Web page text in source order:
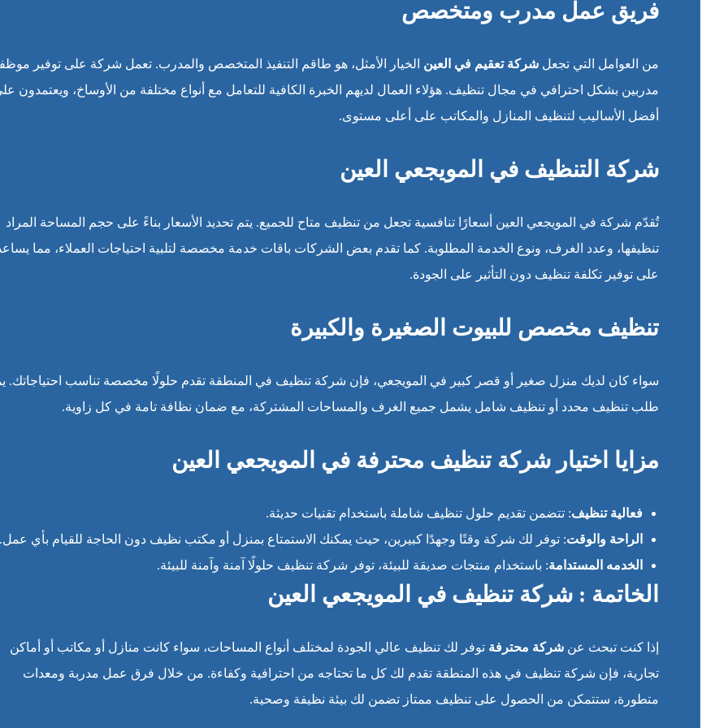
فريق عمل مدرب ومتخصص
من العوامل التي تجعل شركة تعقيم في العين الخيار الأمثل، هو طاقم التنفيذ المتخصص والمدرب. تعمل شركة على توفير
مدربين بشكل احترافي في مجال تنظيف. هؤلاء العمال لديهم الخبرة الكافية للتعامل مع أنواع مختلفة من الأوساخ، ويعتمدون
أفضل الأساليب لتنظيف المنازل والمكاتب على أعلى مستوى.
شركة التنظيف في المويجعي العين
تُقدّم شركة في المويجعي العين أسعارًا تنافسية تجعل من تنظيف متاح للجميع. يتم تحديد الأسعار بناءً على حجم المساحة المراد
تنظيفها، وعدد الغرف، ونوع الخدمة المطلوبة. كما تقدم بعض الشركات باقات خدمة مخصصة لتلبية احتياجات العملاء، مما
على توفير تكلفة تنظيف دون التأثير على الجودة.
تنظيف مخصص للبيوت الصغيرة والكبيرة
سواء كان لديك منزل صغير أو قصر كبير في المويجعي، فإن شركة تنظيف في المنطقة تقدم حلولًا مخصصة تناسب احتياجاتك.
طلب تنظيف محدد أو تنظيف شامل يشمل جميع الغرف والمساحات المشتركة، مع ضمان نظافة تامة في كل زاوية.
مزايا اختيار شركة تنظيف محترفة في المويجعي العين
فعالية تنظيف: تتضمن تقديم حلول تنظيف شاملة باستخدام تقنيات حديثة.
الراحة والوقت: توفر لك شركة وقتًا وجهدًا كبيرين، حيث يمكنك الاستمتاع بمنزل أو مكتب نظيف دون الحاجة للقيام بأي عمل.
الخدمه المستدامة: باستخدام منتجات صديقة للبيئة، توفر شركة تنظيف حلولًا آمنة وآمنة للبيئة.
الخاتمة : شركة تنظيف في المويجعي العين
إذا كنت تبحث عن شركة محترفة توفر لك تنظيف عالي الجودة لمختلف أنواع المساحات، سواء كانت منازل أو مكاتب أو أماكن
تجارية، فإن شركة تنظيف في هذه المنطقة تقدم لك كل ما تحتاجه من احترافية وكفاءة. من خلال فرق عمل مدربة ومعدات
متطورة، ستتمكن من الحصول على تنظيف ممتاز تضمن لك بيئة نظيفة وصحية.